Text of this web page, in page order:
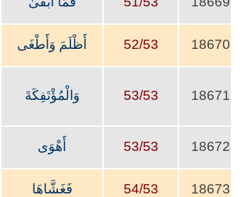
18670
52/53 أَظْلَمَ وَأَطْغَى
18671
53/53 وَالْمُؤْتَفِكَةَ
18672
53/53 أَهْوَى
18673
54/53 فَغَشَّاهَا